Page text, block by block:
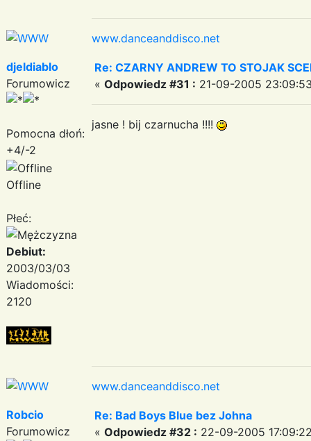
www.danceanddisco.net
djeldiablo
Forumowicz
Pomocna dłoń:
+4/-2
Offline
Płeć:
Debiut:
2003/03/03
Wiadomości:
2120
Re: CZARNY ANDREW TO STOJAK
« Odpowiedz #31 : 21-09-2005
jasne ! bij czarnucha !!!!
www.danceanddisco.net
Robcio
Forumowicz
Re: Bad Boys Blue bez Johna
« Odpowiedz #32 : 22-09-2005